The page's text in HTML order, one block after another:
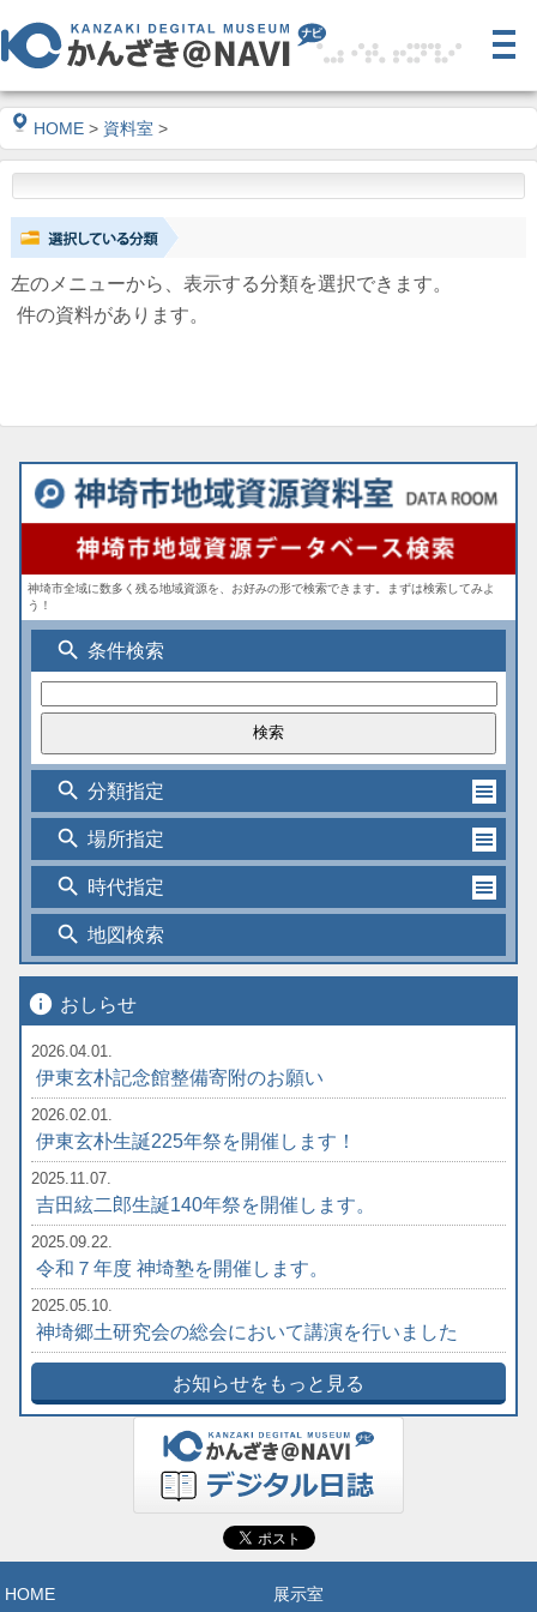
HOME > 資料室 >
左のメニューから、表示する分類を選択できます。
件の資料があります。
神埼市全域に数多く残る地域資源を、お好みの形で検索できます。まずは検索してみよ
う！
search 条件検索
search 分類指定
search 場所指定
search 時代指定
search 地図検索
info おしらせ
2026.04.01.
伊東玄朴記念館整備寄附のお願い
2026.02.01.
伊東玄朴生誕225年祭を開催します！
2025.11.07.
吉田絃二郎生誕140年祭を開催します。
2025.09.22.
令和７年度 神埼塾を開催します。
2025.05.10.
神埼郷土研究会の総会において講演を行いました
お知らせをもっと見る
HOME 展示室